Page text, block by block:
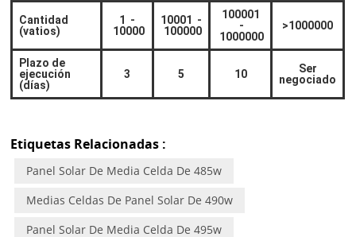
Cantidad
(vatios)
1 -
10000
10001 -
100000
100001
-
1000000
>1000000
Plazo de
ejecución
(días)
3 5 10
Ser
negociado
Etiquetas Relacionadas :
Panel Solar De Media Celda De 485w
Medias Celdas De Panel Solar De 490w
Panel Solar De Media Celda De 495w